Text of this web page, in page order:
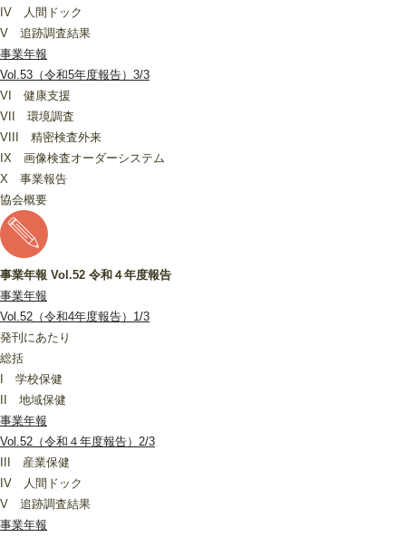
IV 人間ドック
V 追跡調査結果
事業年報
Vol.53（令和5年度報告）3/3
VI 健康支援
VII 環境調査
VIII 精密検査外来
IX 画像検査オーダーシステム
X 事業報告
協会概要
事業年報 Vol.52 令和４年度報告
事業年報
Vol.52（令和4年度報告）1/3
発刊にあたり
総括
I 学校保健
II 地域保健
事業年報
Vol.52（令和４年度報告）2/3
III 産業保健
IV 人間ドック
V 追跡調査結果
事業年報